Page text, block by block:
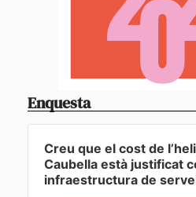
Enquesta
Creu que el cost de
Caubella està justificat
infraestructura de